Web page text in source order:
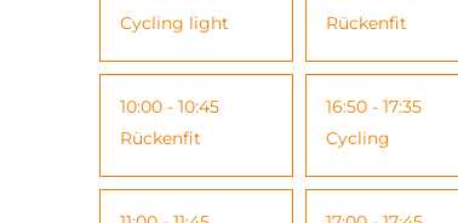
Cycling light
10:00 - 10:45
Rückenfit
Rückenfit
16:50 - 17:35
Cycling